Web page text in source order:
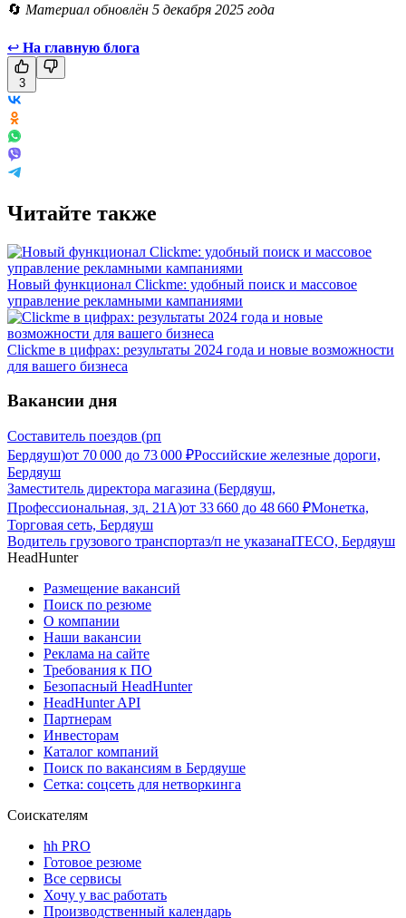
🔄 Материал обновлён 5 декабря 2025 года
↩ На главную блога
3
Читайте также
Новый функционал Clickme: удобный поиск и массовое
управление рекламными кампаниями
Clickme в цифрах: результаты 2024 года и новые возможности
для вашего бизнеса
Вакансии дня
Составитель поездов (рп
Бердяуш)от 70 000 до 73 000 ₽Российские железные дороги,
Бердяуш
Заместитель директора магазина (Бердяуш,
Профессиональная, зд. 21А)от 33 660 до 48 660 ₽Монетка,
Торговая сеть, Бердяуш
Водитель грузового транспортаз/п не указанаITECO, Бердяуш
HeadHunter
Размещение вакансий
Поиск по резюме
О компании
Наши вакансии
Реклама на сайте
Требования к ПО
Безопасный HeadHunter
HeadHunter API
Партнерам
Инвесторам
Каталог компаний
Поиск по вакансиям в Бердяуше
Сетка: соцсеть для нетворкинга
Соискателям
hh PRO
Готовое резюме
Все сервисы
Хочу у вас работать
Производственный календарь